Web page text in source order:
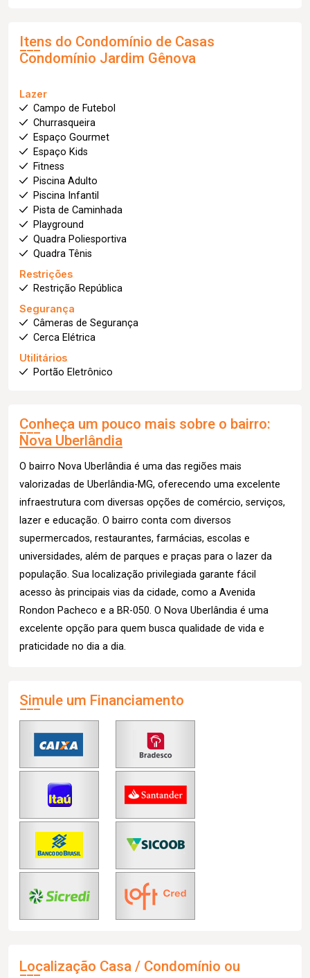
Itens do Condomínio de Casas
Condomínio Jardim Gênova
Lazer
Campo de Futebol
Churrasqueira
Espaço Gourmet
Espaço Kids
Fitness
Piscina Adulto
Piscina Infantil
Pista de Caminhada
Playground
Quadra Poliesportiva
Quadra Tênis
Restrições
Restrição República
Segurança
Câmeras de Segurança
Cerca Elétrica
Utilitários
Portão Eletrônico
Conheça um pouco mais sobre o bairro:
Nova Uberlândia
O bairro Nova Uberlândia é uma das regiões mais
valorizadas de Uberlândia-MG, oferecendo uma excelente
infraestrutura com diversas opções de comércio, serviços,
lazer e educação. O bairro conta com diversos
supermercados, restaurantes, farmácias, escolas e
universidades, além de parques e praças para o lazer da
população. Sua localização privilegiada garante fácil
acesso às principais vias da cidade, como a Avenida
Rondon Pacheco e a BR-050. O Nova Uberlândia é uma
excelente opção para quem busca qualidade de vida e
praticidade no dia a dia.
Simule um Financiamento
Localização Casa / Condomínio ou